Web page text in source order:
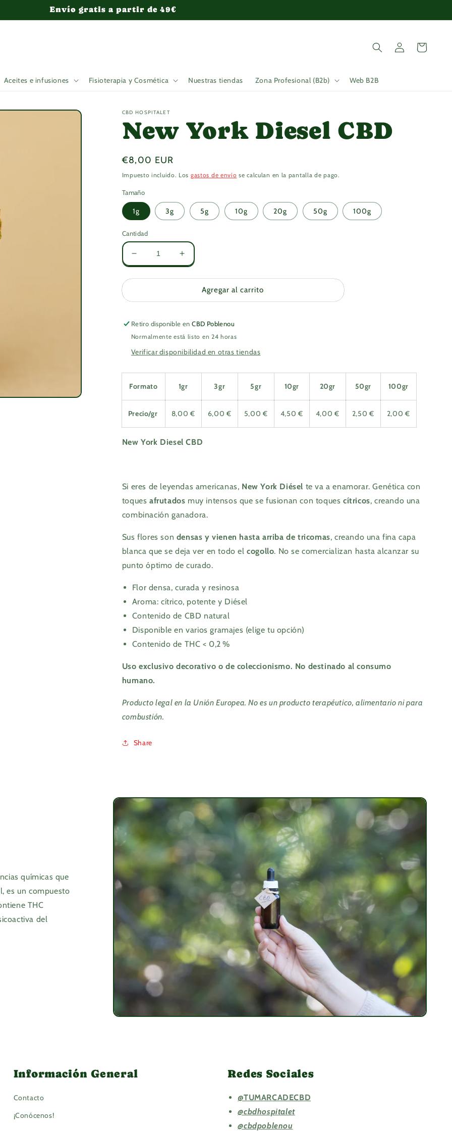
Envío gratis a partir de 49€
Aceites e infusiones Fisioterapia y Cosmética Nuestras tiendas Zona Profesional (B2b) Web B2B
sesión
Carrito
CBD HOSPITALET
New York Diesel CBD
Precio
habitual
€8,00 EUR
Impuesto incluido. Los gastos de envío se calculan en la pantalla de pago.
Tamaño
1g 3g 5g 10g 20g 50g 100g
Cantidad
Reducir
cantidad
para
York
CBD
Aumentar
cantidad
para
York
CBD
Agregar al carrito
Retiro disponible enCBD Poblenou
Normalmente está listo en 24 horas
Verificar disponibilidad en otras tiendas
Formato 1gr 3gr 5gr 10gr 20gr 50gr 100gr
Precio/gr 8,00 € 6,00 € 5,00 € 4,50 € 4,00 € 2,50 € 2,00 €
New York Diesel CBD
Si eres de leyendas americanas, New York Diésel te va a enamorar. Genética con
toques afrutados muy intensos que se fusionan con toquescítricos, creando una
combinación ganadora.
Sus flores son densas y vienen hasta arriba de tricomas, creando una fina capa
blanca que se deja ver en todo elcogollo. No se comercializan hasta alcanzar su
punto óptimo de curado.
Flor densa, curada y resinosa
Aroma: cítrico, potente y Diésel
Contenido de CBD natural
Disponible en varios gramajes (elige tu opción)
Contenido de THC < 0,2 %
Uso exclusivo decorativo o de coleccionismo. No destinado al consumo
humano.
Producto legal en la Unión Europea. No es un producto terapéutico, alimentario ni para
combustión.
Share
químicas que
es un compuesto
THC
del
Información General
Contacto
¡Conócenos!
Redes Sociales
@TUMARCADECBD
@cbdhospitalet
@cbdpoblenou